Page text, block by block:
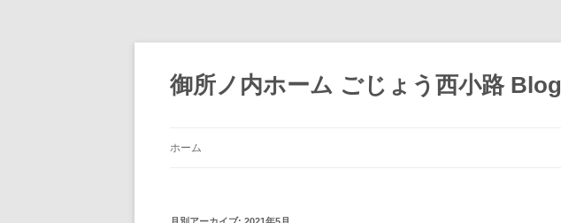
御所ノ内ホーム ごじょう西小路 Blog
ホーム